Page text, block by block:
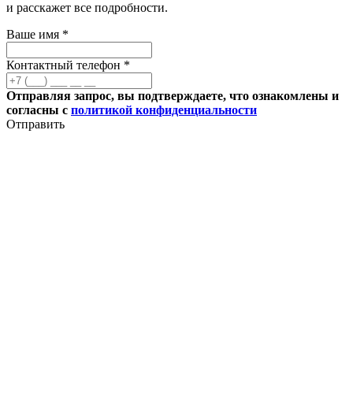
и расскажет все подробности.
Ваше имя *
Контактный телефон *
Отправляя запрос, вы подтверждаете, что ознакомлены и
согласны с политикой конфиденциальности
Отправить